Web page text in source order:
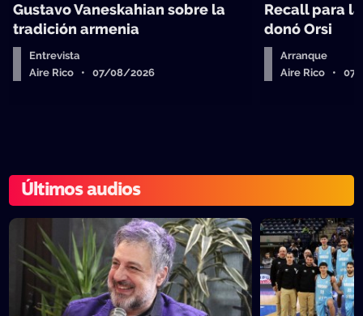
Gustavo Vaneskahian sobre la
tradición armenia
Entrevista
Aire Rico • 07/08/2026
Recall para
donó Orsi
Arranque
Aire Rico •
Últimos audios